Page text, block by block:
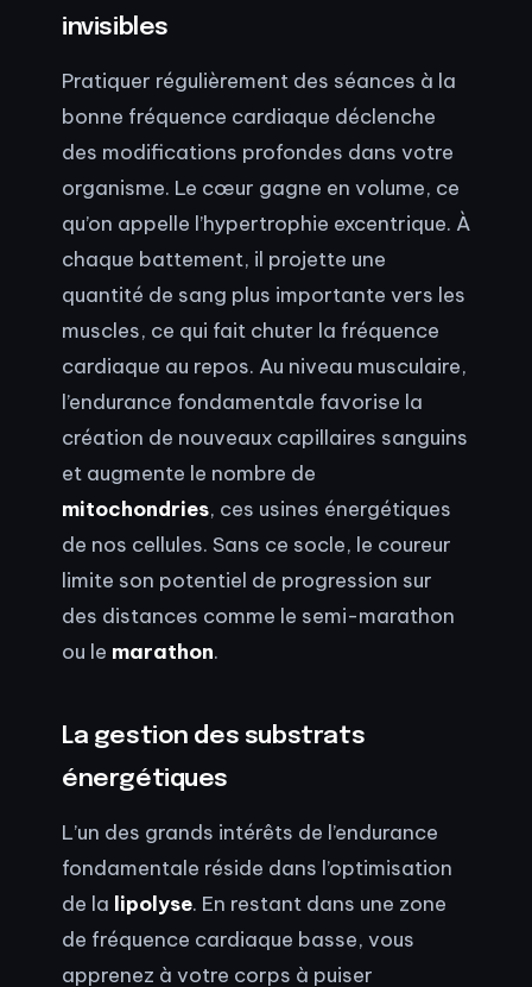
invisibles
Pratiquer régulièrement des séances à la
bonne fréquence cardiaque déclenche
des modifications profondes dans votre
organisme. Le cœur gagne en volume, ce
qu’on appelle l’hypertrophie excentrique. À
chaque battement, il projette une
quantité de sang plus importante vers les
muscles, ce qui fait chuter la fréquence
cardiaque au repos. Au niveau musculaire,
l’endurance fondamentale favorise la
création de nouveaux capillaires sanguins
et augmente le nombre de
mitochondries, ces usines énergétiques
de nos cellules. Sans ce socle, le coureur
limite son potentiel de progression sur
des distances comme le semi-marathon
ou le marathon.
La gestion des substrats
énergétiques
L’un des grands intérêts de l’endurance
fondamentale réside dans l’optimisation
de la lipolyse. En restant dans une zone
de fréquence cardiaque basse, vous
apprenez à votre corps à puiser